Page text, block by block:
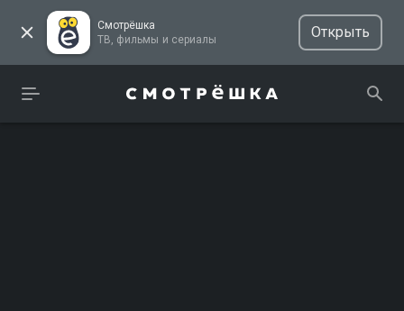
Смотрёшка
ТВ, фильмы и сериалы
Открыть